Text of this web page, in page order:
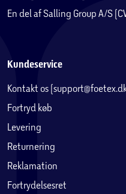
En del af Salling Group A/S
Kundeservice
Kontakt os
Fortryd køb
Levering
Returnering
Reklamation
Fortrydelsesret